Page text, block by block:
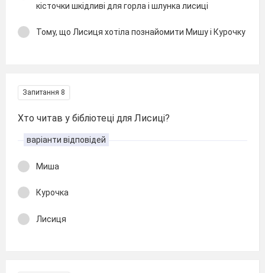
кісточки шкідливі для горла і шлунка лисиці
Тому, що Лисиця хотіла познайомити Мишу і Курочку
Запитання 8
Хто читав у бібліотеці для Лисиці?
варіанти відповідей
Миша
Курочка
Лисиця